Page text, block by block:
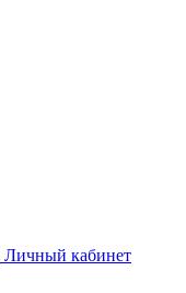
Личный кабинет